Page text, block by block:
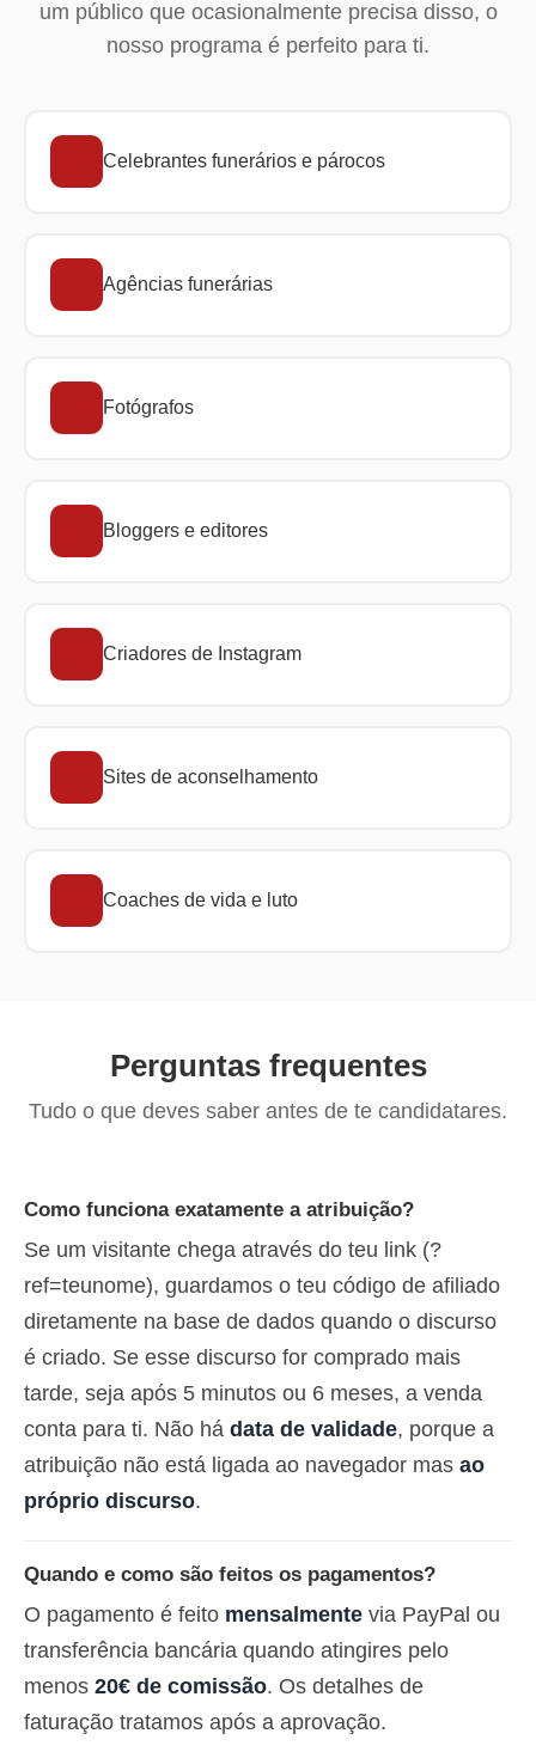
um público que ocasionalmente precisa disso, o
nosso programa é perfeito para ti.
Celebrantes funerários e párocos
Agências funerárias
Fotógrafos
Bloggers e editores
Criadores de Instagram
Sites de aconselhamento
Coaches de vida e luto
Perguntas frequentes
Tudo o que deves saber antes de te candidatares.
Como funciona exatamente a atribuição?
Se um visitante chega através do teu link (?
ref=teunome), guardamos o teu código de afiliado
diretamente na base de dados quando o discurso
é criado. Se esse discurso for comprado mais
tarde, seja após 5 minutos ou 6 meses, a venda
conta para ti. Não há data de validade, porque a
atribuição não está ligada ao navegador mas ao
próprio discurso.
Quando e como são feitos os pagamentos?
O pagamento é feito mensalmente via PayPal ou
transferência bancária quando atingires pelo
menos 20€ de comissão. Os detalhes de
faturação tratamos após a aprovação.